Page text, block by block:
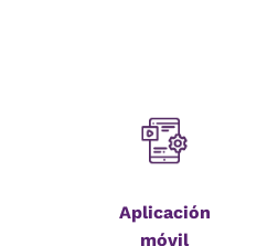
Aplicación
móvil